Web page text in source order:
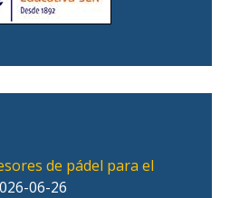
de pádel para el
06-26